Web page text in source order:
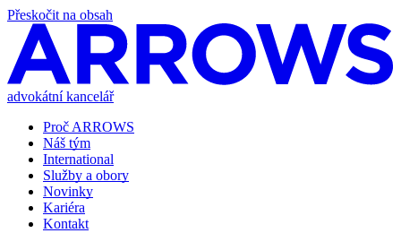
Přeskočit na obsah
advokátní kancelář
Proč ARROWS
Náš tým
International
Služby a obory
Novinky
Kariéra
Kontakt